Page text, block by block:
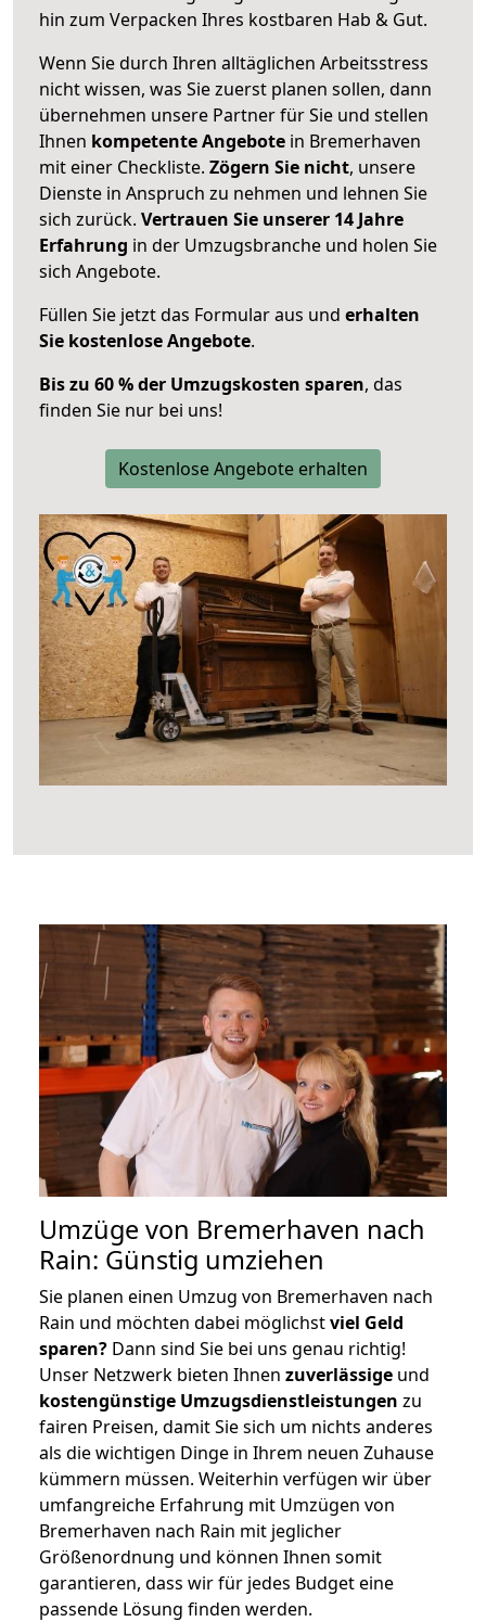
hin zum Verpacken Ihres kostbaren Hab & Gut.
Wenn Sie durch Ihren alltäglichen Arbeitsstress
nicht wissen, was Sie zuerst planen sollen, dann
übernehmen unsere Partner für Sie und stellen
Ihnen kompetente Angebote in Bremerhaven
mit einer Checkliste. Zögern Sie nicht, unsere
Dienste in Anspruch zu nehmen und lehnen Sie
sich zurück. Vertrauen Sie unserer 14 Jahre
Erfahrung in der Umzugsbranche und holen Sie
sich Angebote.
Füllen Sie jetzt das Formular aus und erhalten
Sie kostenlose Angebote.
Bis zu 60 % der Umzugskosten sparen, das
finden Sie nur bei uns!
Kostenlose Angebote erhalten
Umzüge von Bremerhaven nach
Rain: Günstig umziehen
Sie planen einen Umzug von Bremerhaven nach
Rain und möchten dabei möglichstviel Geld
sparen? Dann sind Sie bei uns genau richtig!
Unser Netzwerk bieten Ihnen zuverlässige und
kostengünstige Umzugsdienstleistungen zu
fairen Preisen, damit Sie sich um nichts anderes
als die wichtigen Dinge in Ihrem neuen Zuhause
kümmern müssen. Weiterhin verfügen wir über
umfangreiche Erfahrung mit Umzügen von
Bremerhaven nach Rain mit jeglicher
Größenordnung und können Ihnen somit
garantieren, dass wir für jedes Budget eine
passende Lösung finden werden.